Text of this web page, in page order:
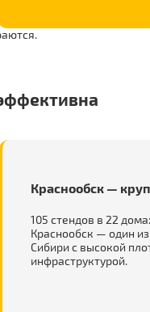
Краснообск —
105 стендов в 22
Краснообск — один
Сибири с высокой
инфраструктурой.